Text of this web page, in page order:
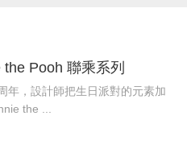
Pooh 聯乘系列
年，設計師把生日派對的元素加
the ...